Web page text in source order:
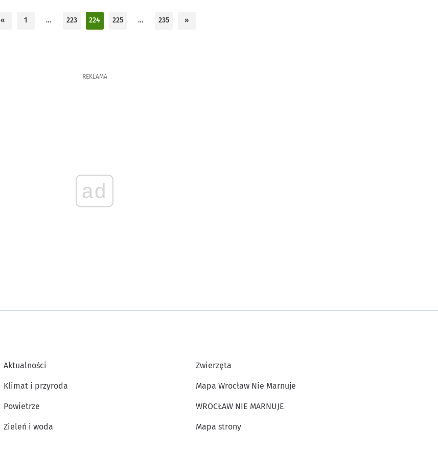
« 1 … 223 224 225 … 235 »
REKLAMA
ad
Aktualności
Klimat i przyroda
Powietrze
Zieleń i woda
Zwierzęta
Mapa Wrocław Nie Marnuje
WROCŁAW NIE MARNUJE
Mapa strony